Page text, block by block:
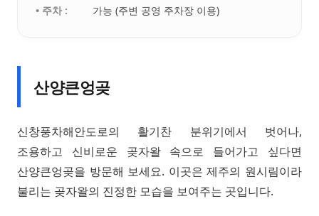
• 주차 :
가능 (주변 공영 주차장 이용)
산양큰엉곶
신창풍차해안도로의 활기찬 분위기에서 벗어나,
조용하고 신비로운 곶자왈 속으로 들어가고 싶다면
산양큰엉곶을 방문해 보세요. 이곳은 제주의 원시림이라
불리는 곶자왈의 진정한 모습을 보여주는 곳입니다.